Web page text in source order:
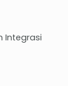
Integrasi